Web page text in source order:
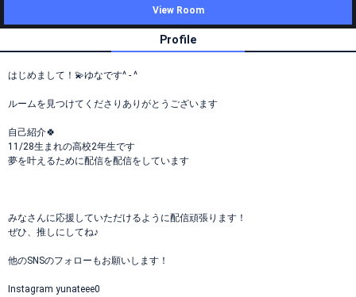
View Room
Profile
はじめまして！💫ゆなです^ - ^
ルームを見つけてくださりありがとうございます
自己紹介🍀
11/28生まれの高校2年生です
夢を叶えるために配信を配信をしています
みなさんに応援していただけるように配信頑張ります！
ぜひ、推しにしてね♪
他のSNSのフォローもお願いします！
Instagram yunateee0